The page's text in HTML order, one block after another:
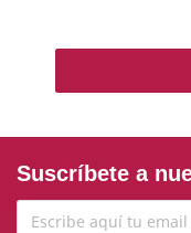
Suscríbete a